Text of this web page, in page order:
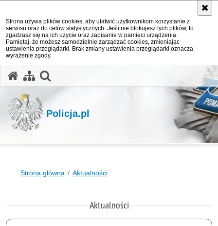
Strona używa plików cookies, aby ułatwić użytkownikom korzystanie z
serwisu oraz do celów statystycznych. Jeśli nie blokujesz tych plików, to
zgadzasz się na ich użycie oraz zapisanie w pamięci urządzenia.
Pamiętaj, że możesz samodzielnie zarządzać cookies, zmieniając
ustawienia przeglądarki. Brak zmiany ustawienia przeglądarki oznacza
wyrażenie zgody.
Policja.pl
Strona główna Aktualności
Aktualności